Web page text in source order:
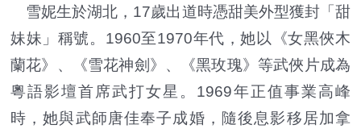
雪妮生於湖北，17歲出道時憑甜美外型獲封「甜
妹妹」稱號。1960至1970年代，她以《女黑俠木
蘭花》、《雪花神劍》、《黑玫瑰》等武俠片成為
粵語影壇首席武打女星。1969年正值事業高峰
時，她與武師唐佳奉子成婚，隨後息影移居加拿